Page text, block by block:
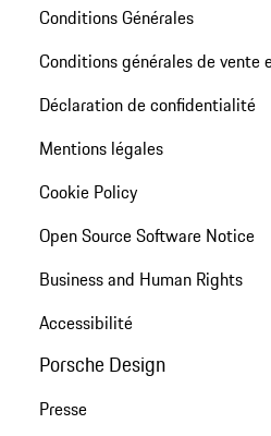
Conditions Générales
Conditions générales de vente
Déclaration de confidentialité
Mentions légales
Cookie Policy
Open Source Software Notice
Business and Human Rights
Accessibilité
Porsche Design
Presse